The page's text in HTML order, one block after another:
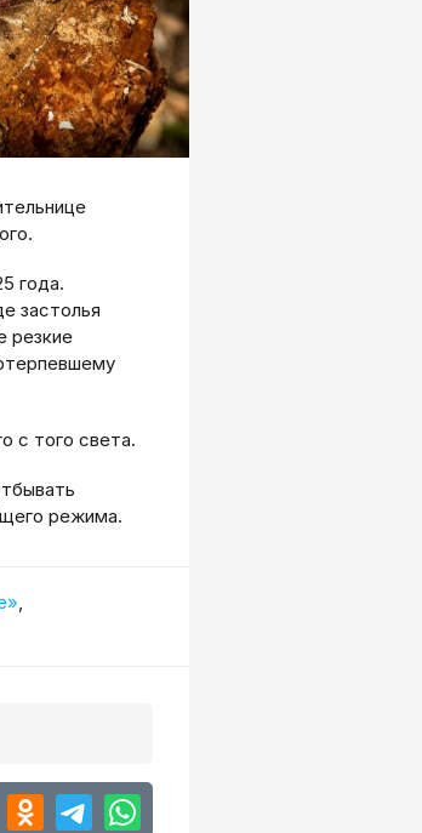
года.
застолья
резкие
с того света.
режима.
,